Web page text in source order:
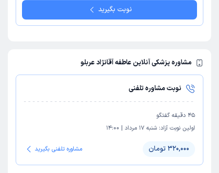
نوبت بگیرید
مشاوره پزشکی آنلاین عاطفه آقانژاد عربلو
نوبت مشاوره تلفنی
45 دقیقه گفتگو
اولین نوبت آزاد: شنبه 17 مرداد |
14:00
320,000 تومان مشاوره تلفنی بگیرید